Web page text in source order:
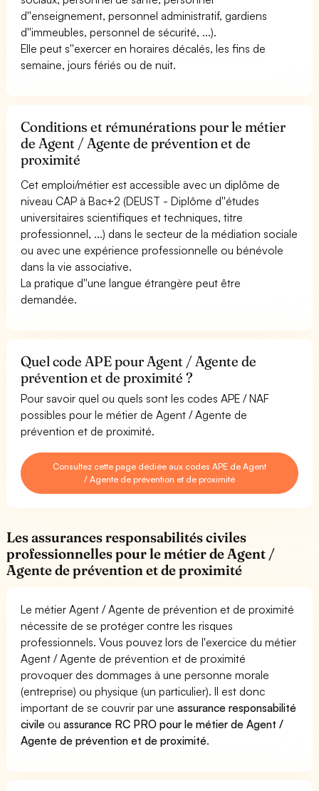
d''enseignement, personnel administratif, gardiens
d''immeubles, personnel de sécurité, ...).
Elle peut s''exercer en horaires décalés, les fins de
semaine, jours fériés ou de nuit.
Conditions et rémunérations pour le métier
de Agent / Agente de prévention et de
proximité
Cet emploi/métier est accessible avec un diplôme de
niveau CAP à Bac+2 (DEUST - Diplôme d''études
universitaires scientifiques et techniques, titre
professionnel, ...) dans le secteur de la médiation sociale
ou avec une expérience professionnelle ou bénévole
dans la vie associative.
La pratique d''une langue étrangère peut être
demandée.
Quel code APE pour Agent / Agente de
prévention et de proximité ?
Pour savoir quel ou quels sont les codes APE / NAF
possibles pour le métier de Agent / Agente de
prévention et de proximité.
Consultez cette page dédiée aux codes APE de Agent
/ Agente de prévention et de proximité
Les assurances responsabilités civiles
professionnelles pour le métier de Agent /
Agente de prévention et de proximité
Le métier Agent / Agente de prévention et de proximité
nécessite de se protéger contre les risques
professionnels. Vous pouvez lors de l'exercice du métier
Agent / Agente de prévention et de proximité
provoquer des dommages à une personne morale
(entreprise) ou physique (un particulier). Il est donc
important de se couvrir par uneassurance responsabilité
civile ouassurance RC PRO pour le métier de Agent /
Agente de prévention et de proximité.